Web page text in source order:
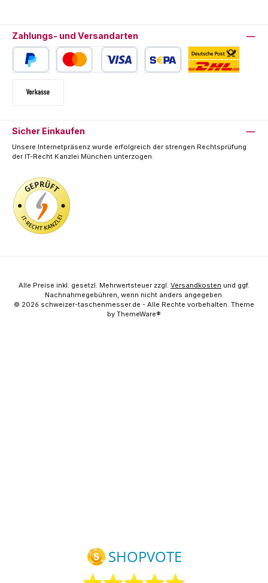
Zahlungs- und Versandarten
Sicher Einkaufen
Unsere Internetpräsenz wurde erfolgreich der strengen Rechtsprüfung
der IT-Recht Kanzlei München unterzogen.
Alle Preise inkl. gesetzl. Mehrwertsteuer zzgl. Versandkosten und ggf.
Nachnahmegebühren, wenn nicht anders angegeben.
© 2026 schweizer-taschenmesser.de - Alle Rechte vorbehalten. Theme
by ThemeWare®